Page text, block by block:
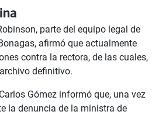
parte del equipo legal de
afirmó que actualmente
contra la rectora, de las cuales,
definitivo.
Gómez informó que, una vez
la denuncia de la ministra de